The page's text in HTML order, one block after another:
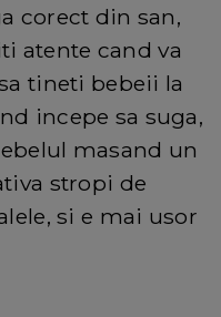
corect din san,
atente cand va
tineti bebeii la
incepe sa suga,
masand un
stropi de
si e mai usor